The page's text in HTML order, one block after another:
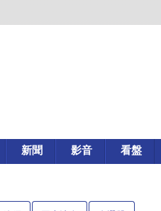
新聞 影音 看盤